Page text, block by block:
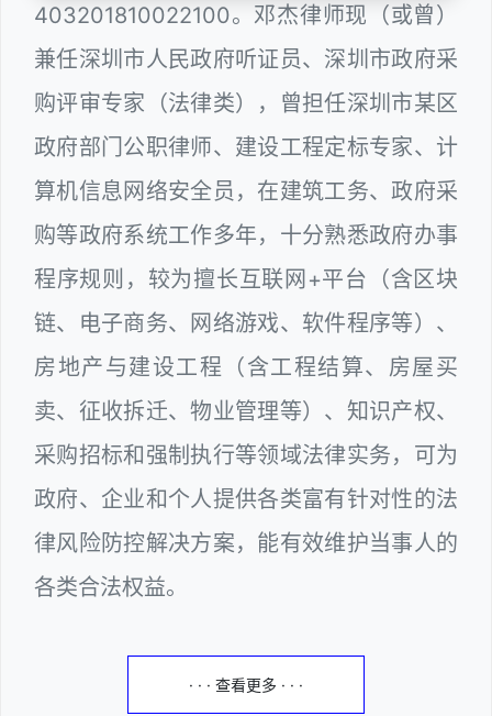
403201810022100。邓杰律师现（或曾）
兼任深圳市人民政府听证员、深圳市政府采
购评审专家（法律类），曾担任深圳市某区
政府部门公职律师、建设工程定标专家、计
算机信息网络安全员，在建筑工务、政府采
购等政府系统工作多年，十分熟悉政府办事
程序规则，较为擅长互联网+平台（含区块
链、电子商务、网络游戏、软件程序等）、
房地产与建设工程（含工程结算、房屋买
卖、征收拆迁、物业管理等）、知识产权、
采购招标和强制执行等领域法律实务，可为
政府、企业和个人提供各类富有针对性的法
律风险防控解决方案，能有效维护当事人的
各类合法权益。
· · · 查看更多 · · ·